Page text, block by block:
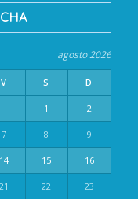
agosto 2026
V S D
1 2
7 8 9
14 15 16
21 22 23